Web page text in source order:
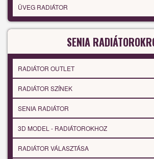
ÜVEG RADIÁTOR
SENIA
RADIÁTOR OUTLET
RADIÁTOR SZÍNEK
SENIA RADIÁTOR
3D MODEL - RADIÁTOROKHOZ
RADIÁTOR VÁLASZTÁSA